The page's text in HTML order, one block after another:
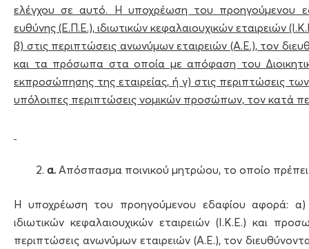
ελέγχου σε αυτό. Η υποχρέωση του προηγούμενου
ευθύνης (Ε.Π.Ε.), ιδιωτικών κεφαλαιουχικών εταιρειών
β) στις περιπτώσεις ανωνύμων εταιρειών (Α.Ε.), τον
και τα πρόσωπα στα οποία με απόφαση του
εκπροσώπησης της εταιρείας, ή γ) στις περιπτώσεις
υπόλοιπες περιπτώσεις νομικών προσώπων, τον κατά
α. Απόσπασμα ποινικού μητρώου, το οποίο πρέπει
Η υποχρέωση του προηγούμενου εδαφίου αφορά: α)
ιδιωτικών κεφαλαιουχικών εταιρειών (Ι.Κ.Ε.) και
περιπτώσεις ανωνύμων εταιρειών (Α.Ε.), τον